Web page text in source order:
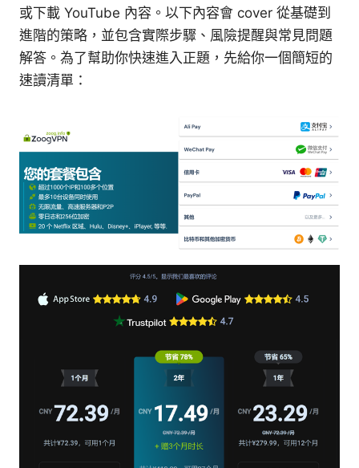
或下載 YouTube 內容。以下內容會 cover 從基礎到
進階的策略，並包含實際步驟、風險提醒與常見問題
解答。為了幫助你快速進入正題，先給你一個簡短的
速讀清單：